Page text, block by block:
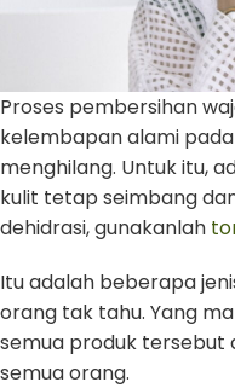
Proses pembersihan
kelembapan alami
menghilang. Untuk itu,
kulit tetap seimbang
dehidrasi, gunakanlah
Itu adalah beberapa
orang tak tahu. Yang
semua produk tersebut
semua orang.